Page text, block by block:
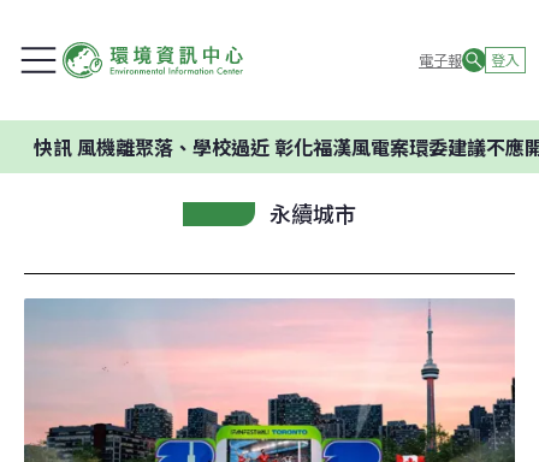
電子報 登入
機離聚落、學校過近 彰化福漢風電案環委建議不應開發
永續城市